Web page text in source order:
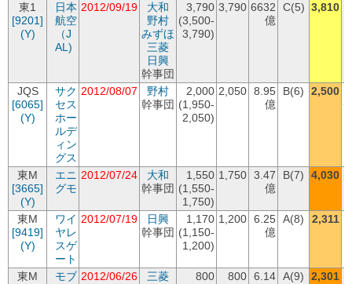
東1
[9201]
(Y)
日本
航空
（J
AL)
2012/09/19
大和
野村
みずほ
三菱
日興
幹事団
3,790
(3,500-
3,790)
3,790 6632
億
C(5) 3,810
JQS
[6065]
(Y)
サク
セス
ホー
ルデ
ィン
グス
2012/08/07
野村
幹事団
2,000
(1,950-
2,050)
2,050 8.95
億
B(6) 2,500
東M
[3665]
(Y)
エニ
グモ
2012/07/24
大和
幹事団
1,550
(1,550-
1,750)
1,750 3.47
億
B(7) 4,030
東M
[9419]
(Y)
ワイ
ヤレ
スゲ
ート
2012/07/19
日興
幹事団
1,170
(1,150-
1,200)
1,200 6.25
億
A(8) 2,311
東M
モブ 2012/06/26
三菱
800
800 6.14 A(9) 2,301